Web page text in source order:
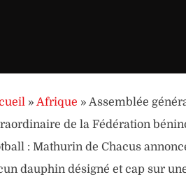
» Afrique » Assemblée
de la Fédération
: Mathurin de Chacus
dauphin désigné et cap sur